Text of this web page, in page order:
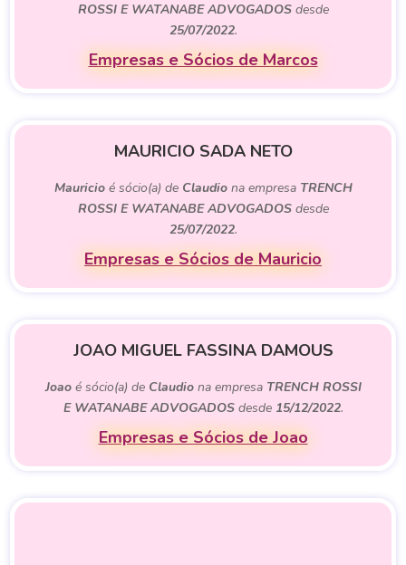
ROSSI E WATANABE ADVOGADOSdesde
25/07/2022.
Empresas e Sócios de Marcos
MAURICIO SADA NETO
Mauricioé sócio(a) de Claudiona empresa TRENCH
ROSSI E WATANABE ADVOGADOSdesde
25/07/2022.
Empresas e Sócios de Mauricio
JOAO MIGUEL FASSINA DAMOUS
Joaoé sócio(a) de Claudiona empresa TRENCH ROSSI
E WATANABE ADVOGADOSdesde 15/12/2022.
Empresas e Sócios de Joao